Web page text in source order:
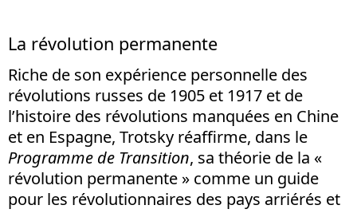
La révolution permanente
Riche de son expérience personnelle des
révolutions russes de 1905 et 1917 et de
l’histoire des révolutions manquées en Chine
et en Espagne, Trotsky réaffirme, dans le
Programme de Transition, sa théorie de la «
révolution permanente » comme un guide
pour les révolutionnaires des pays arriérés et